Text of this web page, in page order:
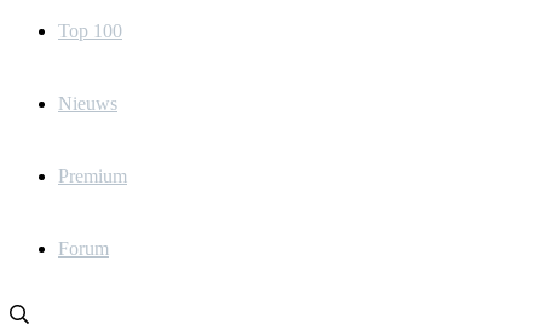
Top 100
Nieuws
Premium
Forum